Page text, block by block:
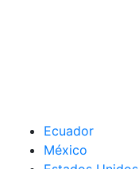
Ecuador
México